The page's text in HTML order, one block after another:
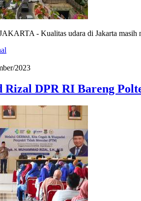
- Kualitas udara di Jakarta masih
2023
Rizal DPR RI Bareng